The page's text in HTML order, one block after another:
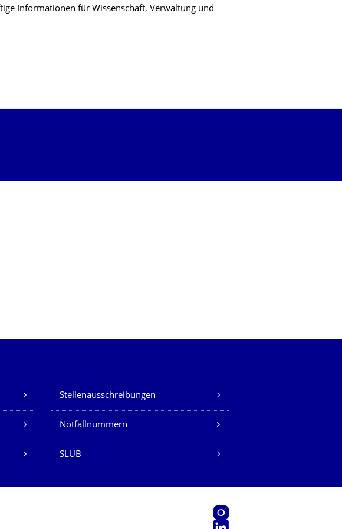
Informationen für Wissenschaft, Verwaltung und
Stellenausschreibungen
Notfallnummern
SLUB
Instagram
LinkedIn